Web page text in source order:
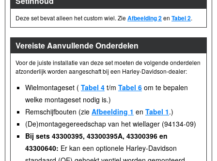
Deze set bevat alleen het custom wiel. ZieAfbeelding 2en Tabel 2.
Vereiste Aanvullende Onderdelen
Voor de juiste installatie van deze set moeten de volgende onderdelen
afzonderlijk worden aangeschaft bij een Harley-Davidson-dealer:
Wielmontageset ( Tabel 4 t/m Tabel 6 om te bepalen
welke montageset nodig is.)
Remschijfbouten (zie Afbeelding 1 en Tabel 1.)
(De)montagegereedschap van het wiellager (94134-09)
Bij sets 43300395, 43300395A, 43300396 en
43300640: Er kan een optionele Harley-Davidson